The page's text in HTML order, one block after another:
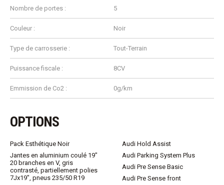
Nombre de portes : 5
Couleur : Noir
Type de carrosserie : Tout-Terrain
Puissance fiscale : 8CV
Emmission de Co2 : 0g/km
OPTIONS
Pack Esthétique Noir
Jantes en aluminium coulé 19"
20 branches en V, gris
contrasté, partiellement polies
7Jx19", pneus 235/50 R19
Audi Hold Assist
Audi Parking System Plus
Audi Pre Sense Basic
Audi Pre Sense front